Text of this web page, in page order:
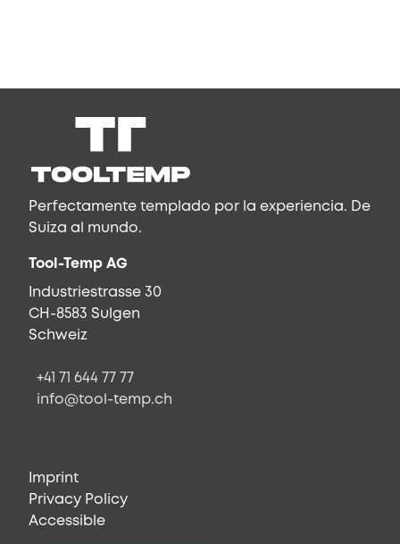
Perfectamente templado por la experiencia. De
Suiza al mundo.
Tool-Temp AG
Industriestrasse 30
CH-8583 Sulgen
Schweiz
+41 71 644 77 77
info@tool-temp.ch
Imprint
Privacy Policy
Accessible